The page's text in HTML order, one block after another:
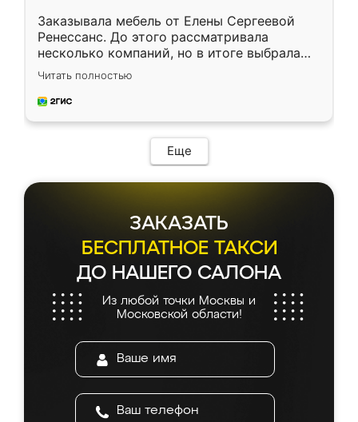
Заказывала мебель от Елены Сергеевой
Ренессанс. До этого рассматривала
несколько компаний, но в итоге выбрала
эту. Сначала обговорили условия, потом
приехал замерщик, всё спокойно объяснил
и снял размеры. Изготовили в срок, с
мебель сразу встала на свое место без
каких-либо доработок. Качеством осталась
довольна, все выглядит так, как и ожидала.
Читать полностью
Еще
ЗАКАЗАТЬ
БЕСПЛАТНОЕ ТАКСИ
ДО НАШЕГО САЛОНА
Из любой точки Москвы и
Московской области!